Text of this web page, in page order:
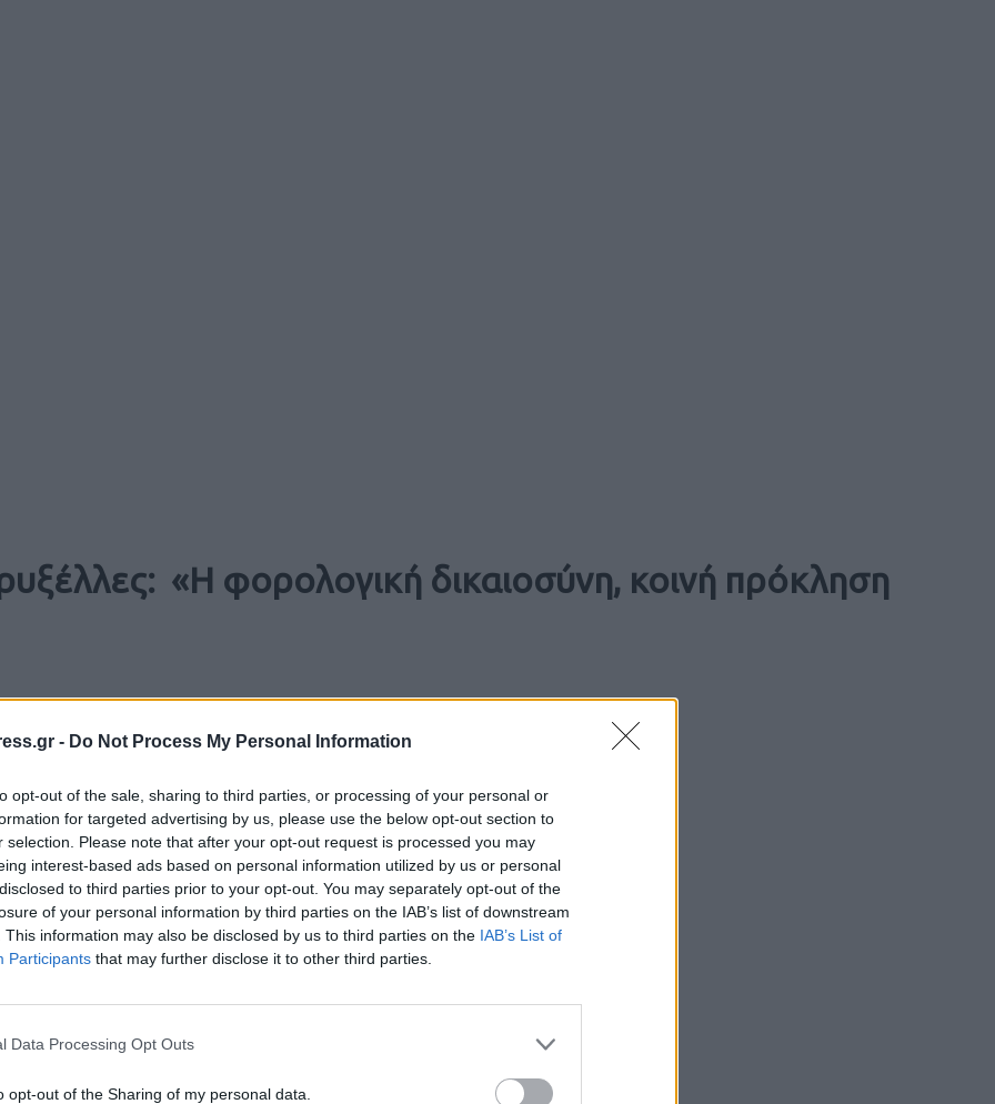
- Do Not Process My Personal Information
opt-out of the sale, sharing to third parties, or processing of your personal or
for targeted advertising by us, please use the below opt-out section to
selection. Please note that after your opt-out request is processed you may
interest-based ads based on personal information utilized by us or personal
to third parties prior to your opt-out. You may separately opt-out of the
of your personal information by third parties on the IAB’s list of downstream
This information may also be disclosed by us to third parties on the IAB’s List of
Participants that may further disclose it to other third parties.
Data Processing Opt Outs
opt-out of the Sharing of my personal data.
«Η φορολογική δικαιοσύνη, κοινή πρόκληση